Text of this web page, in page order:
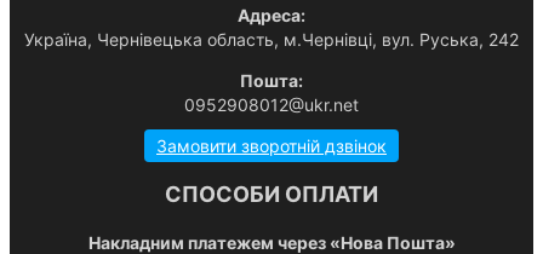
Адреса:
Українa, Чернівецька область, м.Чернівці, вул. Руська, 242
Пошта:
0952908012@ukr.net
Замовити зворотній дзвінок
СПОСОБИ ОПЛАТИ
Накладним платежем через «Нова Пошта»